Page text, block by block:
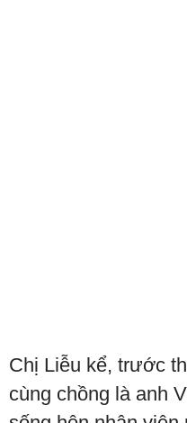
Chị Liễu kể, trước
cùng chồng là anh